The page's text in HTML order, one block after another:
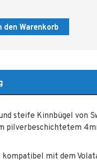
den Warenkorb
steife Kinnbügel von
pilverbeschichtetem
mit dem